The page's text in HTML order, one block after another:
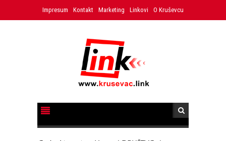
Impresum Kontakt Marketing Linkovi O Kruševcu